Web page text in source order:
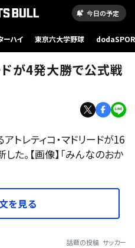
今日の予定
ーハイ 東京六大学野球
ドが4発大勝で公式戦
トレティコ・マドリードが16
た。【画像】「みんなのおか
を見る
話題の投稿 サッカー